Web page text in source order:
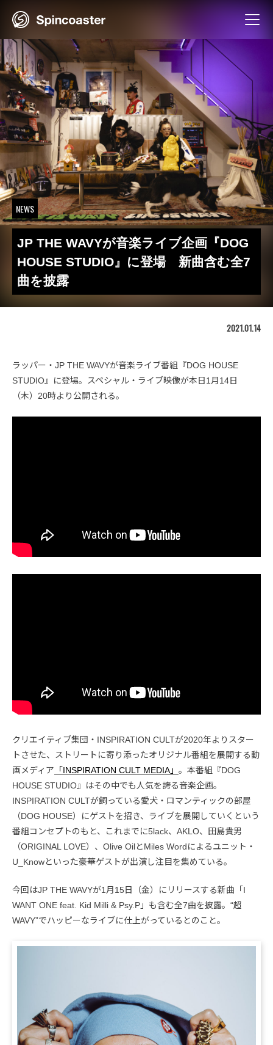
NEWS
JP THE WAVYが音楽ライブ企画『DOG
HOUSE STUDIO』に登場 新曲含む全7
曲を披露
2021.01.14
ラッパー・JP THE WAVYが音楽ライブ番組『DOG HOUSE
STUDIO』に登場。スペシャル・ライブ映像が本日1月14日
（木）20時より公開される。
クリエイティブ集団・INSPIRATION CULTが2020年よりスター
トさせた、ストリートに寄り添ったオリジナル番組を展開する動
画メディア 「INSPIRATION CULT MEDIA」 。本番組『DOG
HOUSE STUDIO』はその中でも人気を誇る音楽企画。
INSPIRATION CULTが飼っている愛犬・ロマンティックの部屋
（DOG HOUSE）にゲストを招き、ライブを展開していくという
番組コンセプトのもと、これまでに5lack、AKLO、田島貴男
（ORIGINAL LOVE）、Olive OilとMiles Wordによるユニット・
U_Knowといった豪華ゲストが出演し注目を集めている。
今回はJP THE WAVYが1月15日（金）にリリースする新曲「I
WANT ONE feat. Kid Milli & Psy.P」も含む全7曲を披露。“超
WAVY”でハッピーなライブに仕上がっているとのこと。